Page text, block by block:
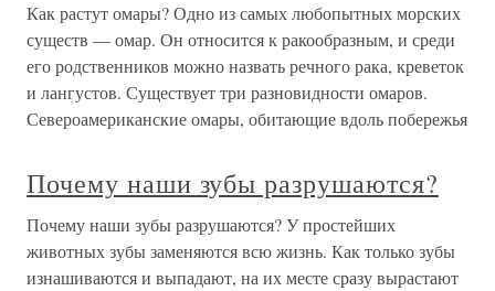
Как растут омары? Одно из самых любопытных морских
существ — омар. Он относится к ракообразным, и среди
его родственников можно назвать речного рака, креветок
и лангустов. Существует три разновидности омаров.
Североамериканские омары, обитающие вдоль побережья
Почему наши зубы разрушаются?
Почему наши зубы разрушаются? У простейших
животных зубы заменяются всю жизнь. Как только зубы
изнашиваются и выпадают, на их месте сразу вырастают